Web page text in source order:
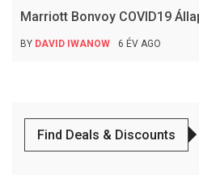
Marriott Bonvoy COVID19
BY DAVID IWANOW 6 ÉV AGO
Find Deals & Discounts